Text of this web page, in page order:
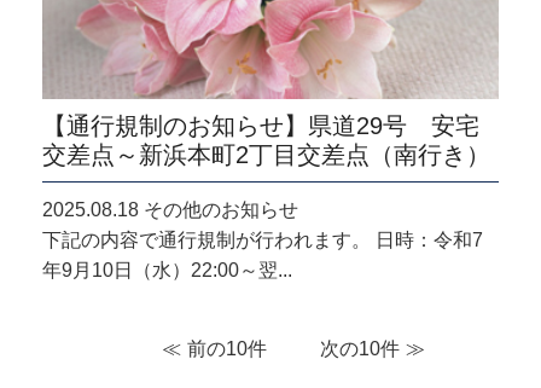
【通行規制のお知らせ】県道29号 安宅
交差点～新浜本町2丁目交差点（南行き）
2025.08.18 その他のお知らせ
下記の内容で通行規制が行われます。 日時：令和7
年9月10日（水）22:00～翌...
前の10件 次の10件